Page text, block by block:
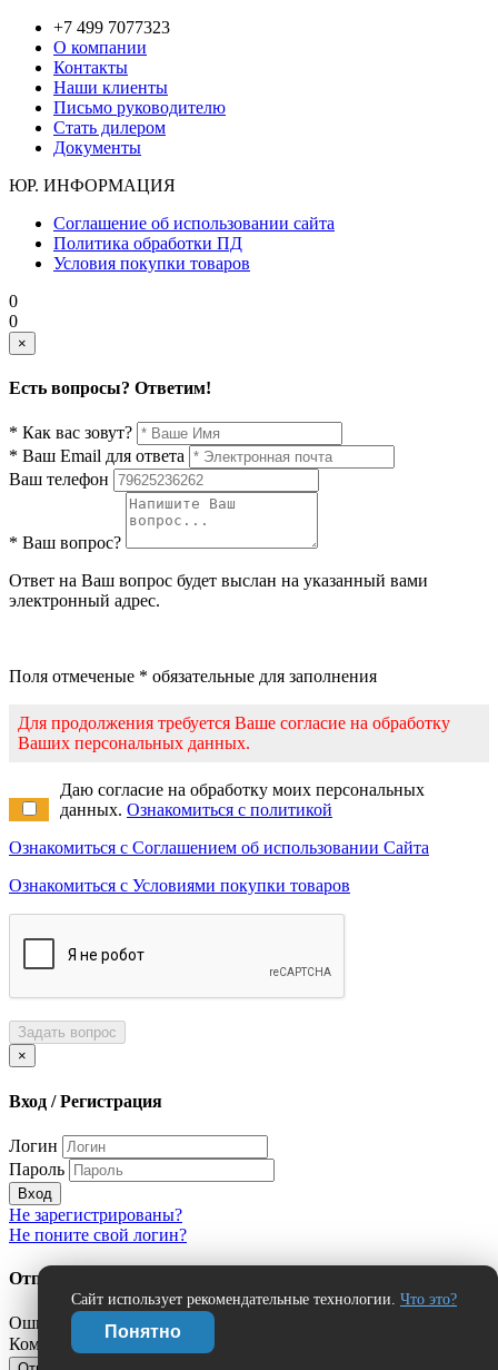
+7 499 7077323
О компании
Контакты
Наши клиенты
Письмо руководителю
Стать дилером
Документы
ЮР. ИНФОРМАЦИЯ
Соглашение об использовании сайта
Политика обработки ПД
Условия покупки товаров
Сайт использует рекомендательные технологии. Что это?
Понятно
0
0
×
Есть вопросы? Ответим!
* Как вас зовут?
* Ваш Email для ответа
Ваш телефон
* Ваш вопрос?
Ответ на Ваш вопрос будет выслан на указанный вами
электронный адрес.
Поля отмеченые * обязательные для заполнения
Для продолжения требуется Ваше согласие на обработку
Ваших персональных данных.
Даю согласие на обработку моих персональных
данных. Ознакомиться с политикой
Ознакомиться с Соглашением об использовании Сайта
Ознакомиться с Условиями покупки товаров
Задать вопрос
×
Вход / Регистрация
Логин
Пароль
Вход
Не зарегистрированы?
Не поните свой логин?
Отправить сообщение об ошибке?
Ошибка:
Комментарий (дополнительно)